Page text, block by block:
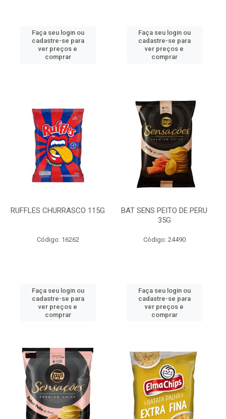
Faça seu login ou
cadastre-se para
ver preços e
comprar
Faça seu login ou
cadastre-se para
ver preços e
comprar
RUFFLES CHURRASCO 115G
Código: 16262
Faça seu login ou
cadastre-se para
ver preços e
comprar
BAT SENS PEITO DE PERU
35G
Código: 24490
Faça seu login ou
cadastre-se para
ver preços e
comprar